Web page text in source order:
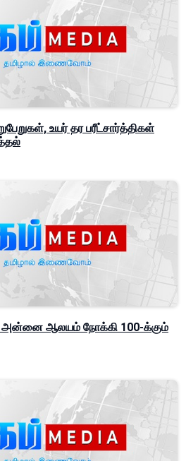
உயர் தர பரீட்சார்த்திகள்
அன்னை ஆலயம் நோக்கி 100-க்கும்